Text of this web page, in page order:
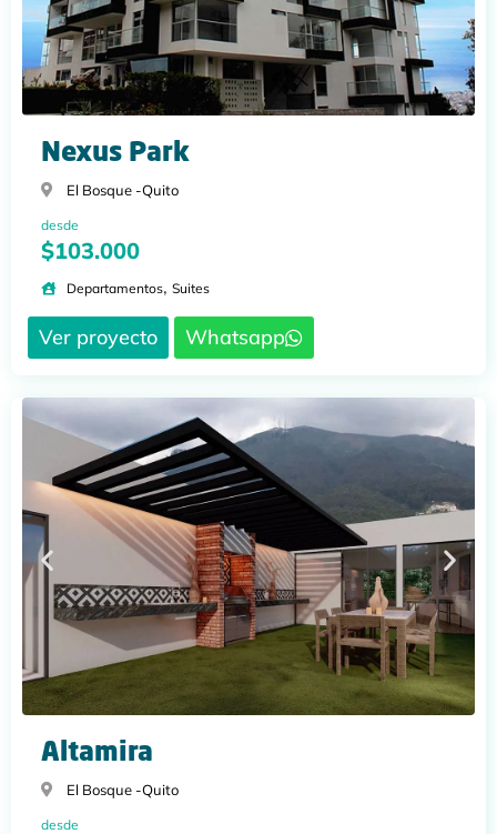
Nexus Park
El Bosque -Quito
desde
$103.000
Departamentos, Suites
Ver proyecto Whatsapp
Altamira
El Bosque -Quito
desde